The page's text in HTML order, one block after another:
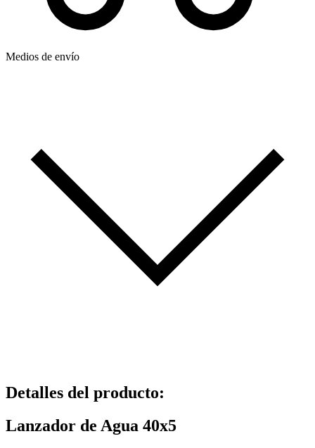
Medios de envío
Detalles del producto:
Lanzador de Agua 40x5